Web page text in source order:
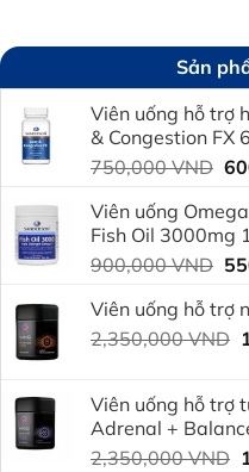
Sản
Viên uống hỗ trợ
& Congestion FX
750,000VND
là:
Viên uống
Fish Oil 3000mg
900,000VND
là:
Viên uống hỗ trợ
2,350,000VND
Viên uống hỗ trợ
Adrenal +
2,350,000VND